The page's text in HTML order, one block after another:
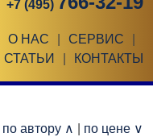
+7 (495)
О НАС СЕРВИС
СТАТЬИ
КОНТАКТЫ
по автору ∧ по цене ∨